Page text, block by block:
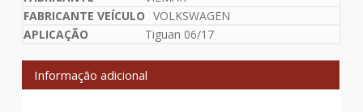
VOLKSWAGEN
Tiguan 06/17
Informação adicional